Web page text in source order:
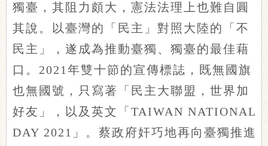
獨臺，其阻力頗大，憲法法理上也難自圓
其說。以臺灣的「民主」對照大陸的「不
民主」，遂成為推動臺獨、獨臺的最佳藉
口。2021年雙十節的宣傳標誌，既無國旗
也無國號，只寫著「民主大聯盟，世界加
好友」，以及英文「TAIWAN NATIONAL
DAY 2021」。蔡政府奸巧地再向臺獨推進